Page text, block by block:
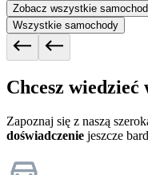
Zobacz wszystkie
Wszystkie samochody
Chcesz wiedzieć
Zapoznaj się z naszą
doświadczenie jeszcze